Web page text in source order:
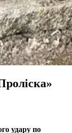
удару по